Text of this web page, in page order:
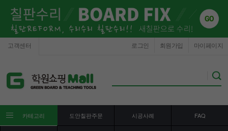
고객센터 마이페이지
회원가입
로그인
카테고리 도안칠판주문 시공사례 FAQ